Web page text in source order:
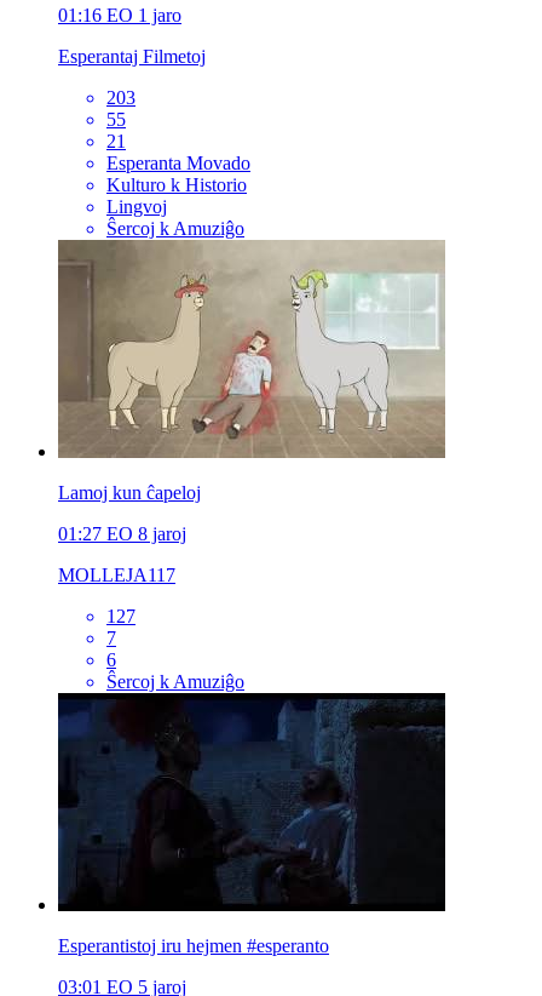
01:16 EO 1 jaro
Esperantaj Filmetoj
203
55
21
Esperanta Movado
Kulturo k Historio
Lingvoj
Ŝercoj k Amuziĝo
Lamoj kun ĉapeloj
01:27 EO 8 jaroj
MOLLEJA117
127
7
6
Ŝercoj k Amuziĝo
Esperantistoj iru hejmen #esperanto
03:01 EO 5 jaroj